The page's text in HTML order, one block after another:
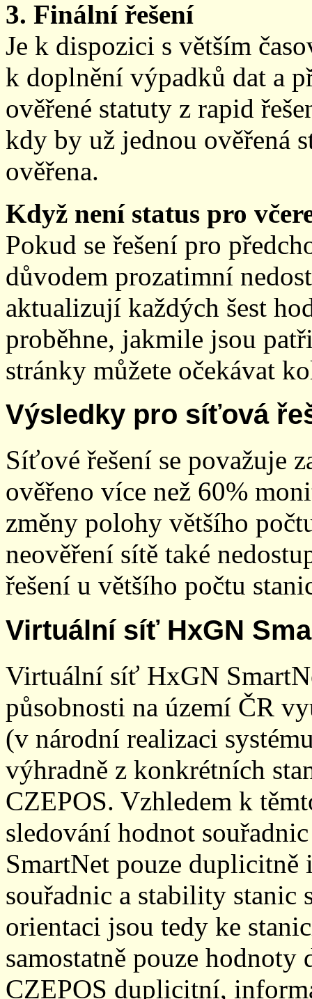
3. Finální řešení
Je k dispozici s větším
k doplnění výpadků dat a
ověřené statuty z rapid
kdy by už jednou ověřená
ověřena.
Když není status pro
Pokud se řešení pro
důvodem prozatimní
aktualizují každých šest
proběhne, jakmile jsou
stránky můžete očekávat
Výsledky pro síťová
Síťové řešení se považuje
ověřeno více než 60%
změny polohy většího
neověření sítě také
řešení u většího počtu
Virtuální síť HxGN
Virtuální síť HxGN
působnosti na území ČR
(v národní realizaci
výhradně z konkrétních
CZEPOS. Vzhledem k
sledování hodnot
SmartNet pouze
souřadnic a stability stanic
orientaci jsou tedy ke
samostatně pouze
CZEPOS duplicitní,